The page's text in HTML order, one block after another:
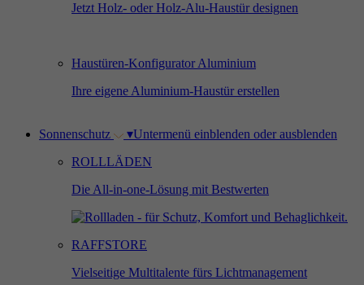
Jetzt Holz- oder Holz-Alu-Haustür designen
Haustüren-Konfigurator Aluminium
Ihre eigene Aluminium-Haustür erstellen
Sonnenschutz ▾Untermenü einblenden oder ausblenden
ROLLLÄDEN
Die All-in-one-Lösung mit Bestwerten
RAFFSTORE
Vielseitige Multitalente fürs Lichtmanagement